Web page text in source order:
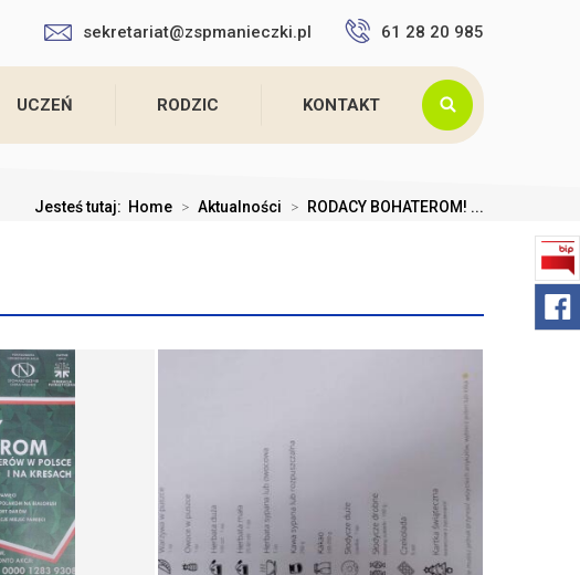
sekretariat@zspmanieczki.pl 61 28 20 985
UCZEŃ RODZIC KONTAKT
Jesteś tutaj: Home > Aktualności > RODACY BOHATEROM! ...